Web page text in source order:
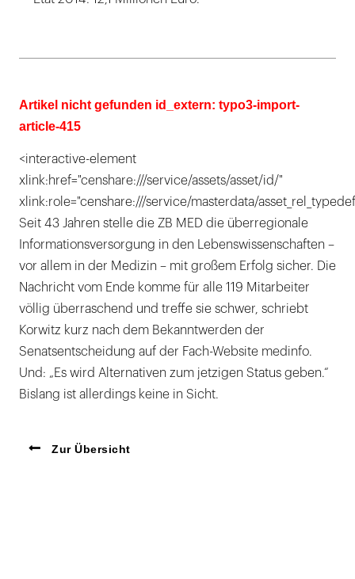
Artikel nicht gefunden id_extern: typo3-import-
article-415
<interactive-element
xlink:href="censhare:///service/assets/asset/id/"
xlink:role="censhare:///service/masterdata/
Seit 43 Jahren stelle die ZB MED die überregionale
Informationsversorgung in den Lebenswissenschaften –
vor allem in der Medizin – mit großem Erfolg sicher. Die
Nachricht vom Ende komme für alle 119 Mitarbeiter
völlig überraschend und treffe sie schwer, schriebt
Korwitz kurz nach dem Bekanntwerden der
Senatsentscheidung auf der Fach-Website medinfo.
Und: „Es wird Alternativen zum jetzigen Status geben.“
Bislang ist allerdings keine in Sicht.
Zur Übersicht